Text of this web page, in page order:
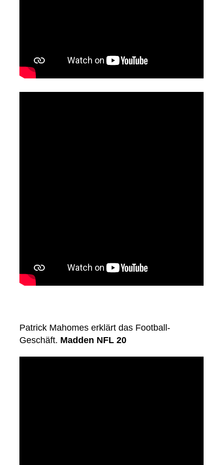
Patrick Mahomes erklärt das Football-
Geschäft. Madden NFL 20